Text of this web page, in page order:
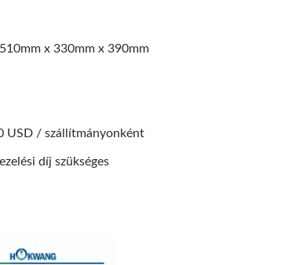
x 330mm x 390mm
USD / szállítmányonként
díj szükséges